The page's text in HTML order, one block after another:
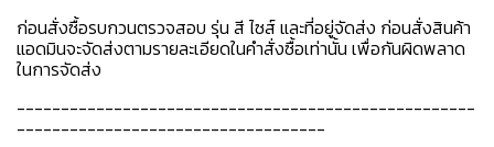
ก่อนสั่งซื้อรบกวนตรวจสอบ รุ่น สี ไซส์ และที่อยู่จัดส่ง ก่อนสั่งสินค้า
แอดมินจะจัดส่งตามรายละเอียดในคำสั่งซื้อเท่านั้น เพื่อกันผิดพลาด
ในการจัดส่ง
----------------------------------------------------
-----------------------------------